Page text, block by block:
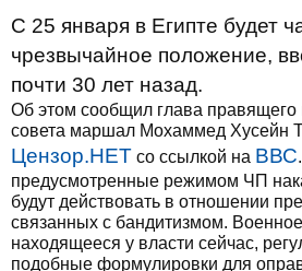
С 25 января в Египте будет
чрезвычайное положение,
почти 30 лет назад.
Об этом сообщил глава правящего
совета маршал Мохаммед Хусейн
Цензор.НЕТ со ссылкой на ВВС
предусмотренные режимом ЧП
будут действовать в отношении
связанных с бандитизмом.
находящееся у власти сейчас,
подобные формулировки для